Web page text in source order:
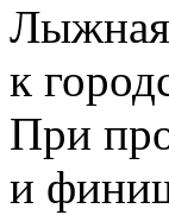
Лыжная
к
При
и